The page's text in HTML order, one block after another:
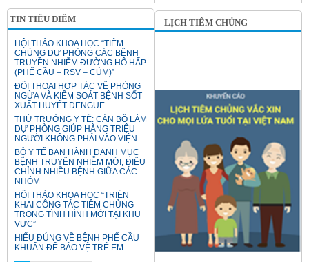
TIN TIÊU ĐIỂM
HỘI THẢO KHOA HỌC “TIÊM
CHỦNG DỰ PHÒNG CÁC BỆNH
TRUYỀN NHIỄM ĐƯỜNG HÔ HẤP
(PHẾ CẦU – RSV – CÚM)”
ĐỐI THOẠI HỢP TÁC VỀ PHÒNG
NGỪA VÀ KIỂM SOÁT BỆNH SỐT
XUẤT HUYẾT DENGUE
THỨ TRƯỞNG Y TẾ: CÁN BỘ LÀM
DỰ PHÒNG GIÚP HÀNG TRIỆU
NGƯỜI KHÔNG PHẢI VÀO VIỆN
BỘ Y TẾ BAN HÀNH DANH MỤC
BỆNH TRUYỀN NHIỄM MỚI, ĐIỀU
CHỈNH NHIỀU BỆNH GIỮA CÁC
NHÓM
HỘI THẢO KHOA HỌC “TRIỂN
KHAI CÔNG TÁC TIÊM CHỦNG
TRONG TÌNH HÌNH MỚI TẠI KHU
VỰC”
HIỂU ĐÚNG VỀ BỆNH PHẾ CẦU
KHUẨN ĐỂ BẢO VỆ TRẺ EM
LỊCH TIÊM CHỦNG